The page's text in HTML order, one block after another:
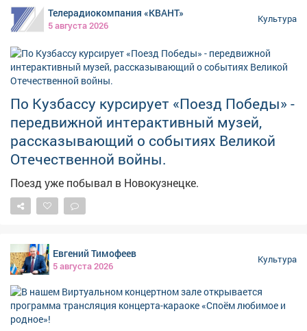
историей стало ещё увлекательнее, мы подготовили
целый комплекс просветительских мероприятий:
экскурсии, лекции, музейные занятия и
мастер‑классы. Вы сможете не просто увидеть
экспонаты, но и по-новому взглянуть на тайны
Делимся расписанием самых ярких событий Недели
археологии и палеонтологии - смотрите афиши на
картинках! 👇
#Неделя_археологии_палеонтологии_в_Кузбассе
Телерадиокомпания «КВАНТ»
5 августа 2026
Культура
По Кузбассу курсирует «Поезд Победы» -
передвижной интерактивный музей,
рассказывающий о событиях Великой
Отечественной войны.
Поезд уже побывал в Новокузнецке.
Евгений Тимофеев
5 августа 2026
Культура